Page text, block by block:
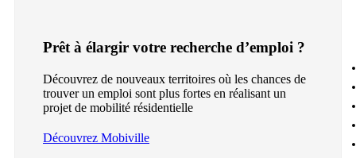
Prêt à élargir votre recherche d’emploi ?
Découvrez de nouveaux territoires où les chances de
trouver un emploi sont plus fortes en réalisant un
projet de mobilité résidentielle
Découvrez Mobiville